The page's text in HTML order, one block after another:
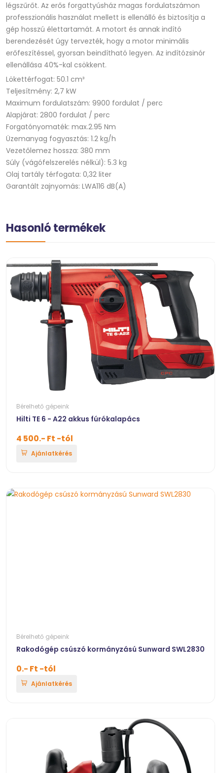
légszűrőt. Az erős forgattyúsház magas fordulatszámon
professzionális használat mellett is ellenálló és biztosítja a
gép hosszú élettartamát. A motort és annak indító
berendezését úgy tervezték, hogy a motor minimális
erőfeszítéssel, gyorsan beindítható legyen. Az indítózsinór
ellenállása 40%-kal csökkent.
Lökettérfogat: 50.1 cm³
Teljesítmény: 2,7 kW
Maximum fordulatszám: 9900 fordulat / perc
Alapjárat: 2800 fordulat / perc
Forgatónyomaték: max.2.95 Nm
Üzemanyag fogyasztás: 1.2 kg/h
Vezetőlemez hossza: 380 mm
Súly (vágófelszerelés nélkül): 5.3 kg
Olaj tartály térfogata: 0,32 liter
Garantált zajnyomás: LWA116 dB(A)
Hasonló termékek
Bérelhető gépeink
Hilti TE 6 - A22 akkus fúrókalapács
4 500.- Ft -tól
Ajánlatkérés
Bérelhető gépeink
Rakodógép csúszó kormányzású Sunward SWL2830
0.- Ft -tól
Ajánlatkérés